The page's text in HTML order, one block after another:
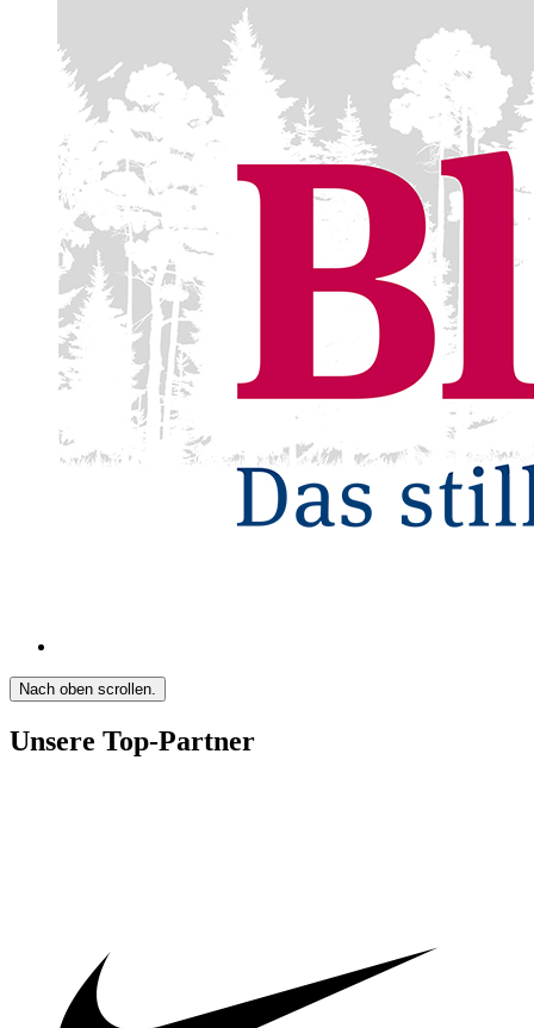
Nach oben scrollen.
Unsere Top-Partner